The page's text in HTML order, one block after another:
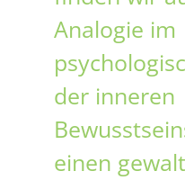
Analogie im
der inneren
einen